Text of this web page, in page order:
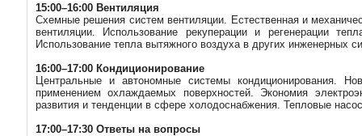
15:00–16:00 Вентиляция
Схемные решения систем вентиляции. Естественная и
вентиляции. Использование рекуперации и регенерации
Использование тепла вытяжного воздуха в других инженерных
16:00–17:00 Кондиционирование
Центральные и автономные системы кондиционирования.
применением охлаждаемых поверхностей. Экономия
развития и тенденции в сфере холодоснабжения. Тепловые
17:00–17:30 Ответы на вопросы